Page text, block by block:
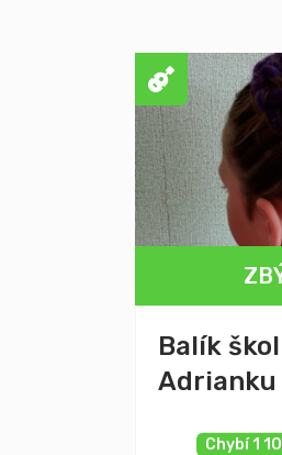
Balík
Adrianku
Chybí 1